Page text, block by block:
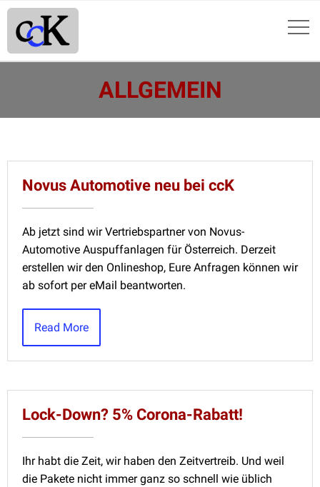
ALLGEMEIN
Novus Automotive neu bei ccK
Ab jetzt sind wir Vertriebspartner von Novus-
Automotive Auspuffanlagen für Österreich. Derzeit
erstellen wir den Onlineshop, Eure Anfragen können wir
ab sofort per eMail beantworten.
Read More
Lock-Down? 5% Corona-Rabatt!
Ihr habt die Zeit, wir haben den Zeitvertreib. Und weil
die Pakete nicht immer ganz so schnell wie üblich